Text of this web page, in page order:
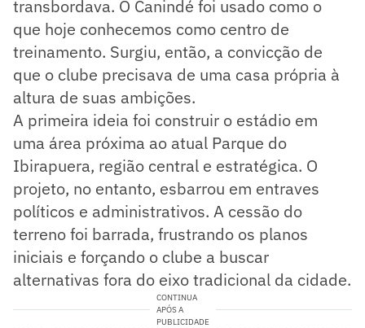
transbordava. O Canindé foi usado como o
que hoje conhecemos como centro de
treinamento. Surgiu, então, a convicção de
que o clube precisava de uma casa própria à
altura de suas ambições.
A primeira ideia foi construir o estádio em
uma área próxima ao atual Parque do
Ibirapuera, região central e estratégica. O
projeto, no entanto, esbarrou em entraves
políticos e administrativos. A cessão do
terreno foi barrada, frustrando os planos
iniciais e forçando o clube a buscar
alternativas fora do eixo tradicional da cidade.
CONTINUA
APÓS A
PUBLICIDADE